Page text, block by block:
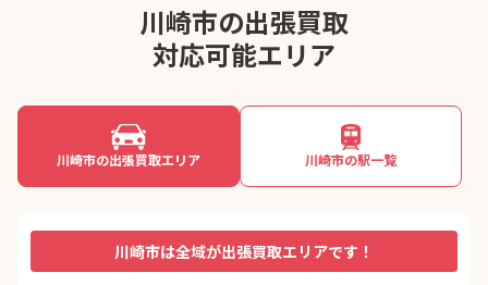
川崎市の出張買取
対応可能エリア
川崎市の出張買取エリア 川崎市の駅一覧
川崎市は全域が出張買取エリアです！